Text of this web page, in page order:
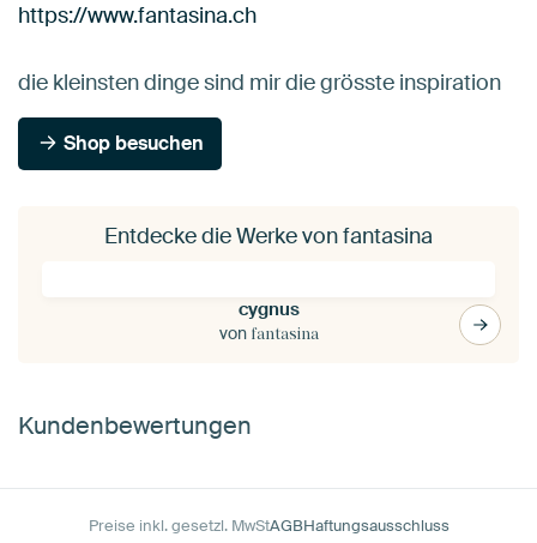
https://www.fantasina.ch
die kleinsten dinge sind mir die grösste inspiration
Shop besuchen
Entdecke die Werke von fantasina
cygnus
von fantasina
Kundenbewertungen
Preise inkl. gesetzl. MwStAGBHaftungsausschluss